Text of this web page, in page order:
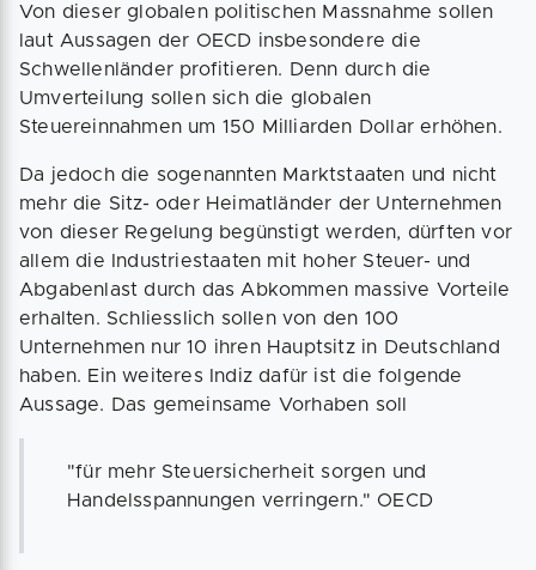
Von dieser globalen politischen Massnahme sollen
laut Aussagen der OECD insbesondere die
Schwellenländer profitieren. Denn durch die
Umverteilung sollen sich die globalen
Steuereinnahmen um 150 Milliarden Dollar erhöhen.
Da jedoch die sogenannten Marktstaaten und nicht
mehr die Sitz- oder Heimatländer der Unternehmen
von dieser Regelung begünstigt werden, dürften vor
allem die Industriestaaten mit hoher Steuer- und
Abgabenlast durch das Abkommen massive Vorteile
erhalten. Schliesslich sollen von den 100
Unternehmen nur 10 ihren Hauptsitz in Deutschland
haben. Ein weiteres Indiz dafür ist die folgende
Aussage. Das gemeinsame Vorhaben soll
"für mehr Steuersicherheit sorgen und
Handelsspannungen verringern." OECD